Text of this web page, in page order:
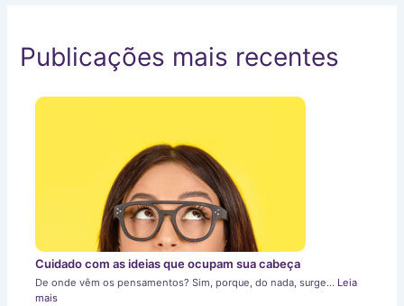
Publicações mais recentes
Cuidado com as ideias que ocupam sua cabeça
De onde vêm os pensamentos? Sim, porque, do nada, surge… Leia
mais